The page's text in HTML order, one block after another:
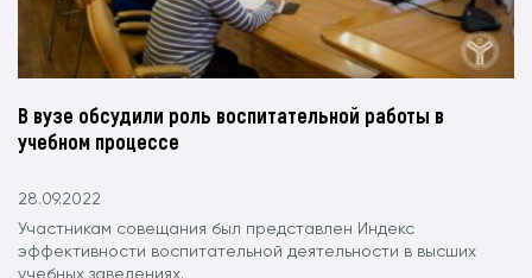
В вузе обсудили роль воспитательной работы в
учебном процессе
28.09.2022
Участникам совещания был представлен Индекс
эффективности воспитательной деятельности в высших
учебных заведениях.